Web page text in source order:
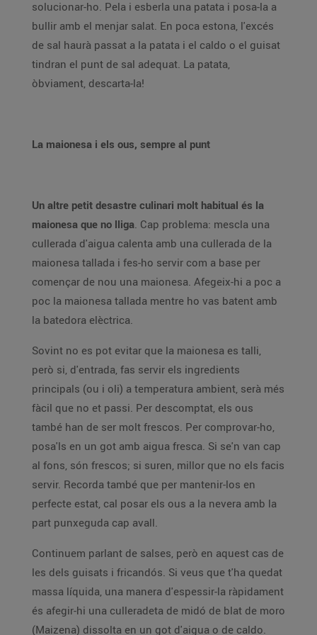
solucionar-ho. Pela i esberla una patata i posa-la a
bullir amb el menjar salat. En poca estona, l'excés
de sal haurà passat a la patata i el caldo o el guisat
tindran el punt de sal adequat. La patata,
òbviament, descarta-la!
La maionesa i els ous, sempre al punt
Un altre petit desastre culinari molt habitual és la
maionesa que no lliga. Cap problema: mescla una
cullerada d'aigua calenta amb una cullerada de la
maionesa tallada i fes-ho servir com a base per
començar de nou una maionesa. Afegeix-hi a poc a
poc la maionesa tallada mentre ho vas batent amb
la batedora elèctrica.
Sovint no es pot evitar que la maionesa es talli,
però si, d'entrada, fas servir els ingredients
principals (ou i oli) a temperatura ambient, serà més
fàcil que no et passi. Per descomptat, els ous
també han de ser molt frescos. Per comprovar-ho,
posa'ls en un got amb aigua fresca. Si se'n van cap
al fons, són frescos; si suren, millor que no els facis
servir. Recorda també que per mantenir-los en
perfecte estat, cal posar els ous a la nevera amb la
part punxeguda cap avall.
Continuem parlant de salses, però en aquest cas de
les dels guisats i fricandós. Si veus que t'ha quedat
massa líquida, una manera d'espessir-la ràpidament
és afegir-hi una culleradeta de midó de blat de moro
(Maizena) dissolta en un got d'aigua o de caldo.